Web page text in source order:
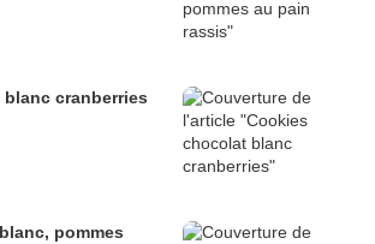
cranberries
pommes